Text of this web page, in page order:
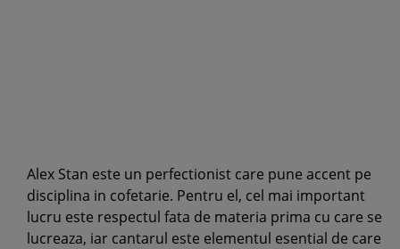
Alex Stan este un perfectionist care pune accent pe
disciplina in cofetarie. Pentru el, cel mai important
lucru este respectul fata de materia prima cu care se
lucreaza, iar cantarul este elementul esential de care